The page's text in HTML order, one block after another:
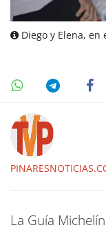
Diego y Elena,
La Guía